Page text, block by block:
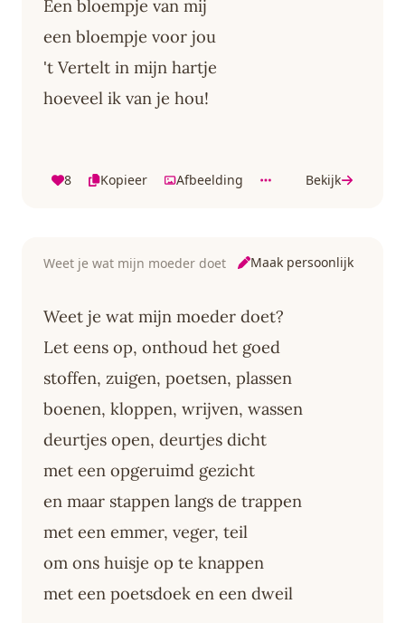
Een bloempje van mij
een bloempje voor jou
't Vertelt in mijn hartje
hoeveel ik van je hou!
8 Kopieer Afbeelding Bekijk
Weet je wat mijn moeder doet Maak persoonlijk
Weet je wat mijn moeder doet?
Let eens op, onthoud het goed
stoffen, zuigen, poetsen, plassen
boenen, kloppen, wrijven, wassen
deurtjes open, deurtjes dicht
met een opgeruimd gezicht
en maar stappen langs de trappen
met een emmer, veger, teil
om ons huisje op te knappen
met een poetsdoek en een dweil